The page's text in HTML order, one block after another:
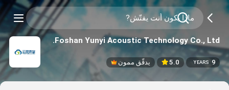
Foshan Yunyi Acoustic Technology Co., Ltd.
9
YEARS
5.0 يدقّق ممون